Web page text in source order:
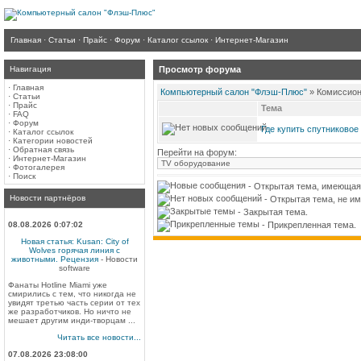
Главная · Статьи · Прайс · Форум · Каталог ссылок · Интернет-Магазин
Навигация
· Главная
· Статьи
· Прайс
· FAQ
· Форум
· Каталог ссылок
· Категории новостей
· Обратная связь
· Интернет-Магазин
· Фотогалерея
· Поиск
Новости партнёров
08.08.2026 0:07:02
Новая статья: Kusan: City of
Wolves горячая линия с
животными. Рецензия - Новости
software
Фанаты Hotline Miami уже
смирились с тем, что никогда не
увидят третью часть серии от тех
же разработчиков. Но ничто не
мешает другим инди-творцам ...
Читать все новости...
07.08.2026 23:08:00
Просмотр форума
Компьютерный салон "Флэш-Плюс" »
Тема
Где купить
Перейти на форум:
- Открытая тема, имеющая
- Открытая тема, не
- Закрытая тема.
- Прикрепленная тема.